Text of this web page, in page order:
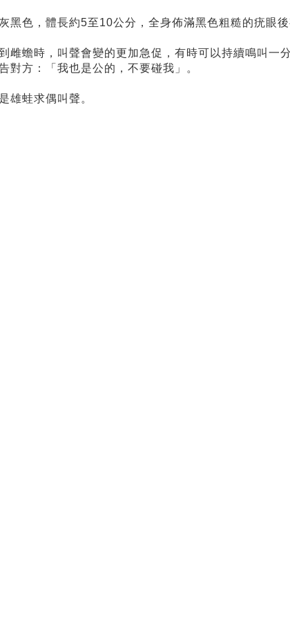
色，體長約5至10公分，全身佈滿黑色粗糙的疣眼
蟾時，叫聲會變的更加急促，有時可以持續鳴叫一分
對方：「我也是公的，不要碰我」。
蛙求偶叫聲。